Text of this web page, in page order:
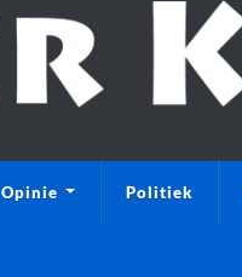
Opinie Politiek